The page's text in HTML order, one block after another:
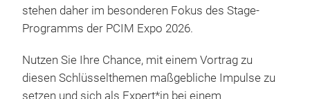
stehen daher im besonderen Fokus des Stage-
Programms der PCIM Expo 2026.
Nutzen Sie Ihre Chance, mit einem Vortrag zu
diesen Schlüsselthemen maßgebliche Impulse zu
setzen und sich als Expert*in bei einem